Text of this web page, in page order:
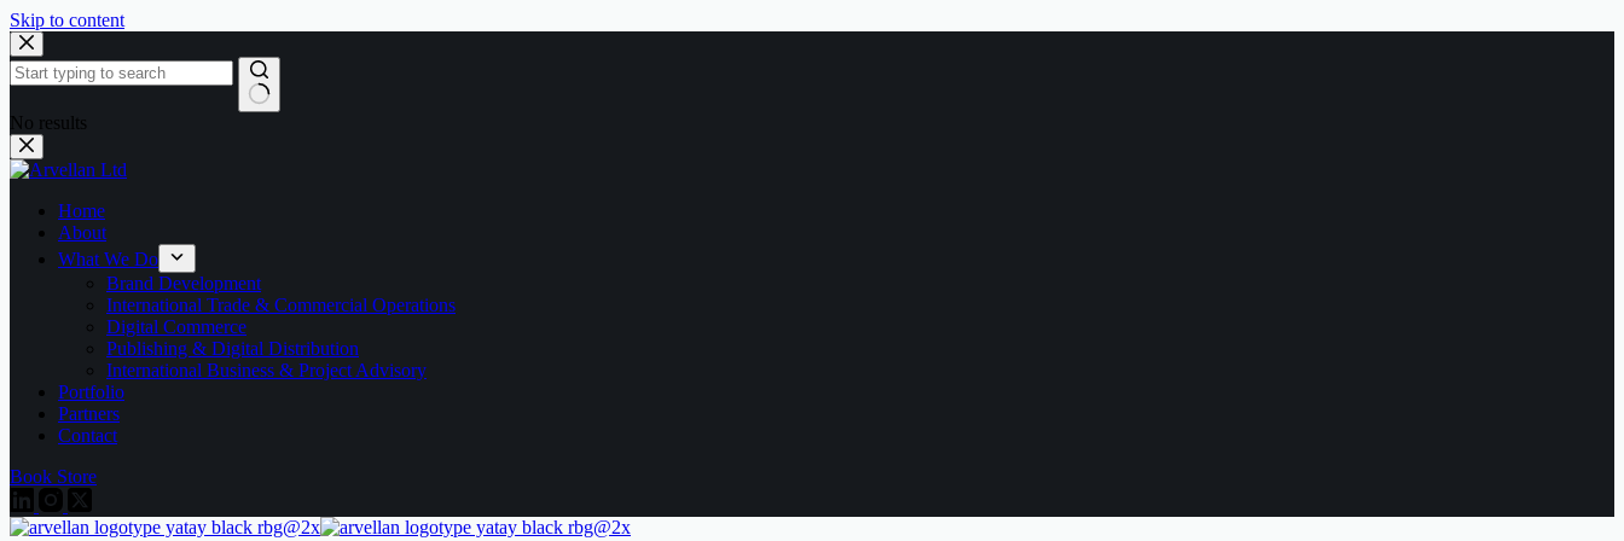
Skip to content
No results
Home
About
What We Do
Brand Development
International Trade & Commercial Operations
Digital Commerce
Publishing & Digital Distribution
International Business & Project Advisory
Portfolio
Partners
Contact
Book Store